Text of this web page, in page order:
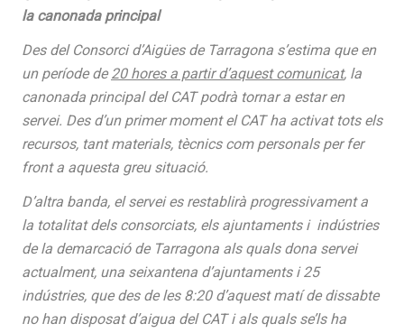
la canonada principal
Des del Consorci d’Aigües de Tarragona s’estima que en
un període de 20 hores a partir d’aquest comunicat, la
canonada principal del CAT podrà tornar a estar en
servei. Des d’un primer moment el CAT ha activat tots els
recursos, tant materials, tècnics com personals per fer
front a aquesta greu situació.
D’altra banda, el servei es restablirà progressivament a
la totalitat dels consorciats, els ajuntaments i indústries
de la demarcació de Tarragona als quals dona servei
actualment, una seixantena d’ajuntaments i 25
indústries, que des de les 8:20 d’aquest matí de dissabte
no han disposat d’aigua del CAT i als quals se’ls ha